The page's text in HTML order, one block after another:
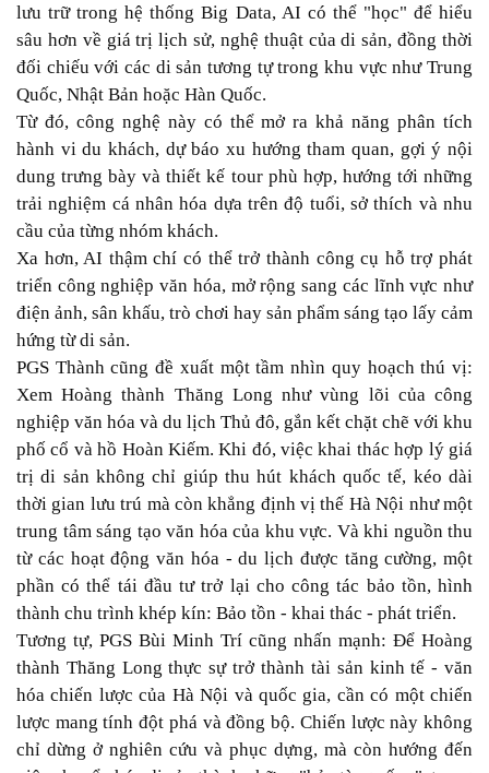
lưu trữ trong hệ thống Big Data, AI có thể "học" để hiểu
sâu hơn về giá trị lịch sử, nghệ thuật của di sản, đồng thời
đối chiếu với các di sản tương tự trong khu vực như Trung
Quốc, Nhật Bản hoặc Hàn Quốc.
Từ đó, công nghệ này có thể mở ra khả năng phân tích
hành vi du khách, dự báo xu hướng tham quan, gợi ý nội
dung trưng bày và thiết kế tour phù hợp, hướng tới những
trải nghiệm cá nhân hóa dựa trên độ tuổi, sở thích và nhu
cầu của từng nhóm khách.
Xa hơn, AI thậm chí có thể trở thành công cụ hỗ trợ phát
triển công nghiệp văn hóa, mở rộng sang các lĩnh vực như
điện ảnh, sân khấu, trò chơi hay sản phẩm sáng tạo lấy cảm
hứng từ di sản.
PGS Thành cũng đề xuất một tầm nhìn quy hoạch thú vị:
Xem Hoàng thành Thăng Long như vùng lõi của công
nghiệp văn hóa và du lịch Thủ đô, gắn kết chặt chẽ với khu
phố cổ và hồ Hoàn Kiếm. Khi đó, việc khai thác hợp lý giá
trị di sản không chỉ giúp thu hút khách quốc tế, kéo dài
thời gian lưu trú mà còn khẳng định vị thế Hà Nội như một
trung tâm sáng tạo văn hóa của khu vực. Và khi nguồn thu
từ các hoạt động văn hóa - du lịch được tăng cường, một
phần có thể tái đầu tư trở lại cho công tác bảo tồn, hình
thành chu trình khép kín: Bảo tồn - khai thác - phát triển.
Tương tự, PGS Bùi Minh Trí cũng nhấn mạnh: Để Hoàng
thành Thăng Long thực sự trở thành tài sản kinh tế - văn
hóa chiến lược của Hà Nội và quốc gia, cần có một chiến
lược mang tính đột phá và đồng bộ. Chiến lược này không
chỉ dừng ở nghiên cứu và phục dựng, mà còn hướng đến